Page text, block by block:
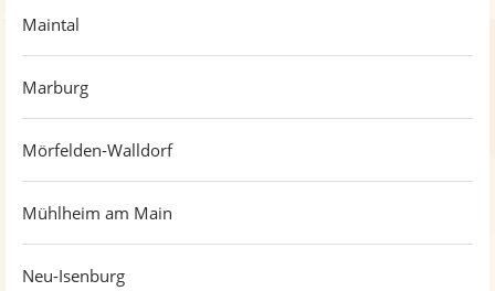
Maintal
Marburg
Mörfelden-Walldorf
Mühlheim am Main
Neu-Isenburg